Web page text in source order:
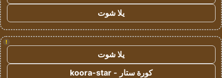
يلا شوت
!
يلا شوت
كورة ستار - koora-star